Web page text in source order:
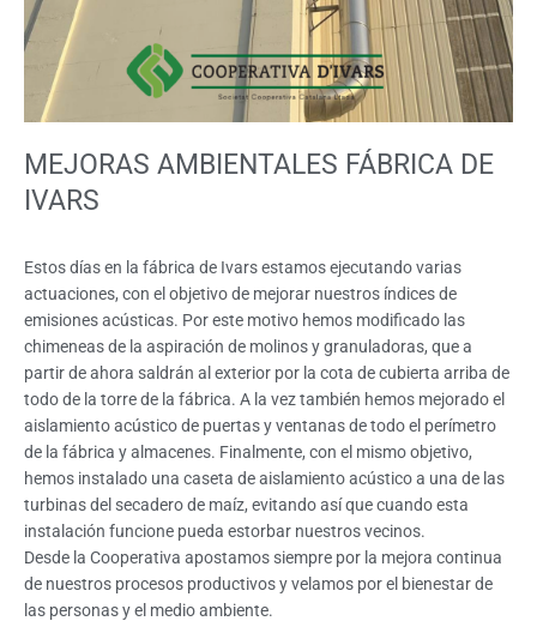
MEJORAS AMBIENTALES FÁBRICA DE
IVARS
Estos días en la fábrica de Ivars estamos ejecutando varias
actuaciones, con el objetivo de mejorar nuestros índices de
emisiones acústicas. Por este motivo hemos modificado las
chimeneas de la aspiración de molinos y granuladoras, que a
partir de ahora saldrán al exterior por la cota de cubierta arriba de
todo de la torre de la fábrica. A la vez también hemos mejorado el
aislamiento acústico de puertas y ventanas de todo el perímetro
de la fábrica y almacenes. Finalmente, con el mismo objetivo,
hemos instalado una caseta de aislamiento acústico a una de las
turbinas del secadero de maíz, evitando así que cuando esta
instalación funcione pueda estorbar nuestros vecinos.
Desde la Cooperativa apostamos siempre por la mejora continua
de nuestros procesos productivos y velamos por el bienestar de
las personas y el medio ambiente.